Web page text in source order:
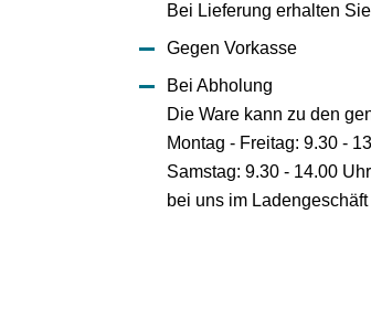
Bei Lieferung erhalten
Gegen Vorkasse
Bei Abholung
Die Ware kann zu den
Montag - Freitag: 9.30 -
Samstag: 9.30 - 14.00 Uhr
bei uns im